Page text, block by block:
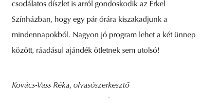
csodálatos díszlet is arról gondoskodik az Erkel
Színházban, hogy egy pár órára kiszakadjunk a
mindennapokból. Nagyon jó program lehet a két ünnep
között, ráadásul ajándék ötletnek sem utolsó!
Kovács-Vass Réka, olvasószerkesztő